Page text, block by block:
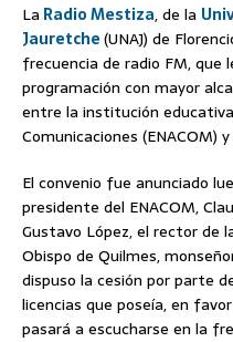
La Radio Mestiza, de la
Jauretche(UNAJ) de
frecuencia de radio FM,
programación con mayor
entre la institución
Comunicaciones (ENACOM)
El convenio fue anunciado
presidente del ENACOM,
Gustavo López, el rector de
Obispo de Quilmes,
dispuso la cesión por parte
licencias que poseía, en
pasará a escucharse en la